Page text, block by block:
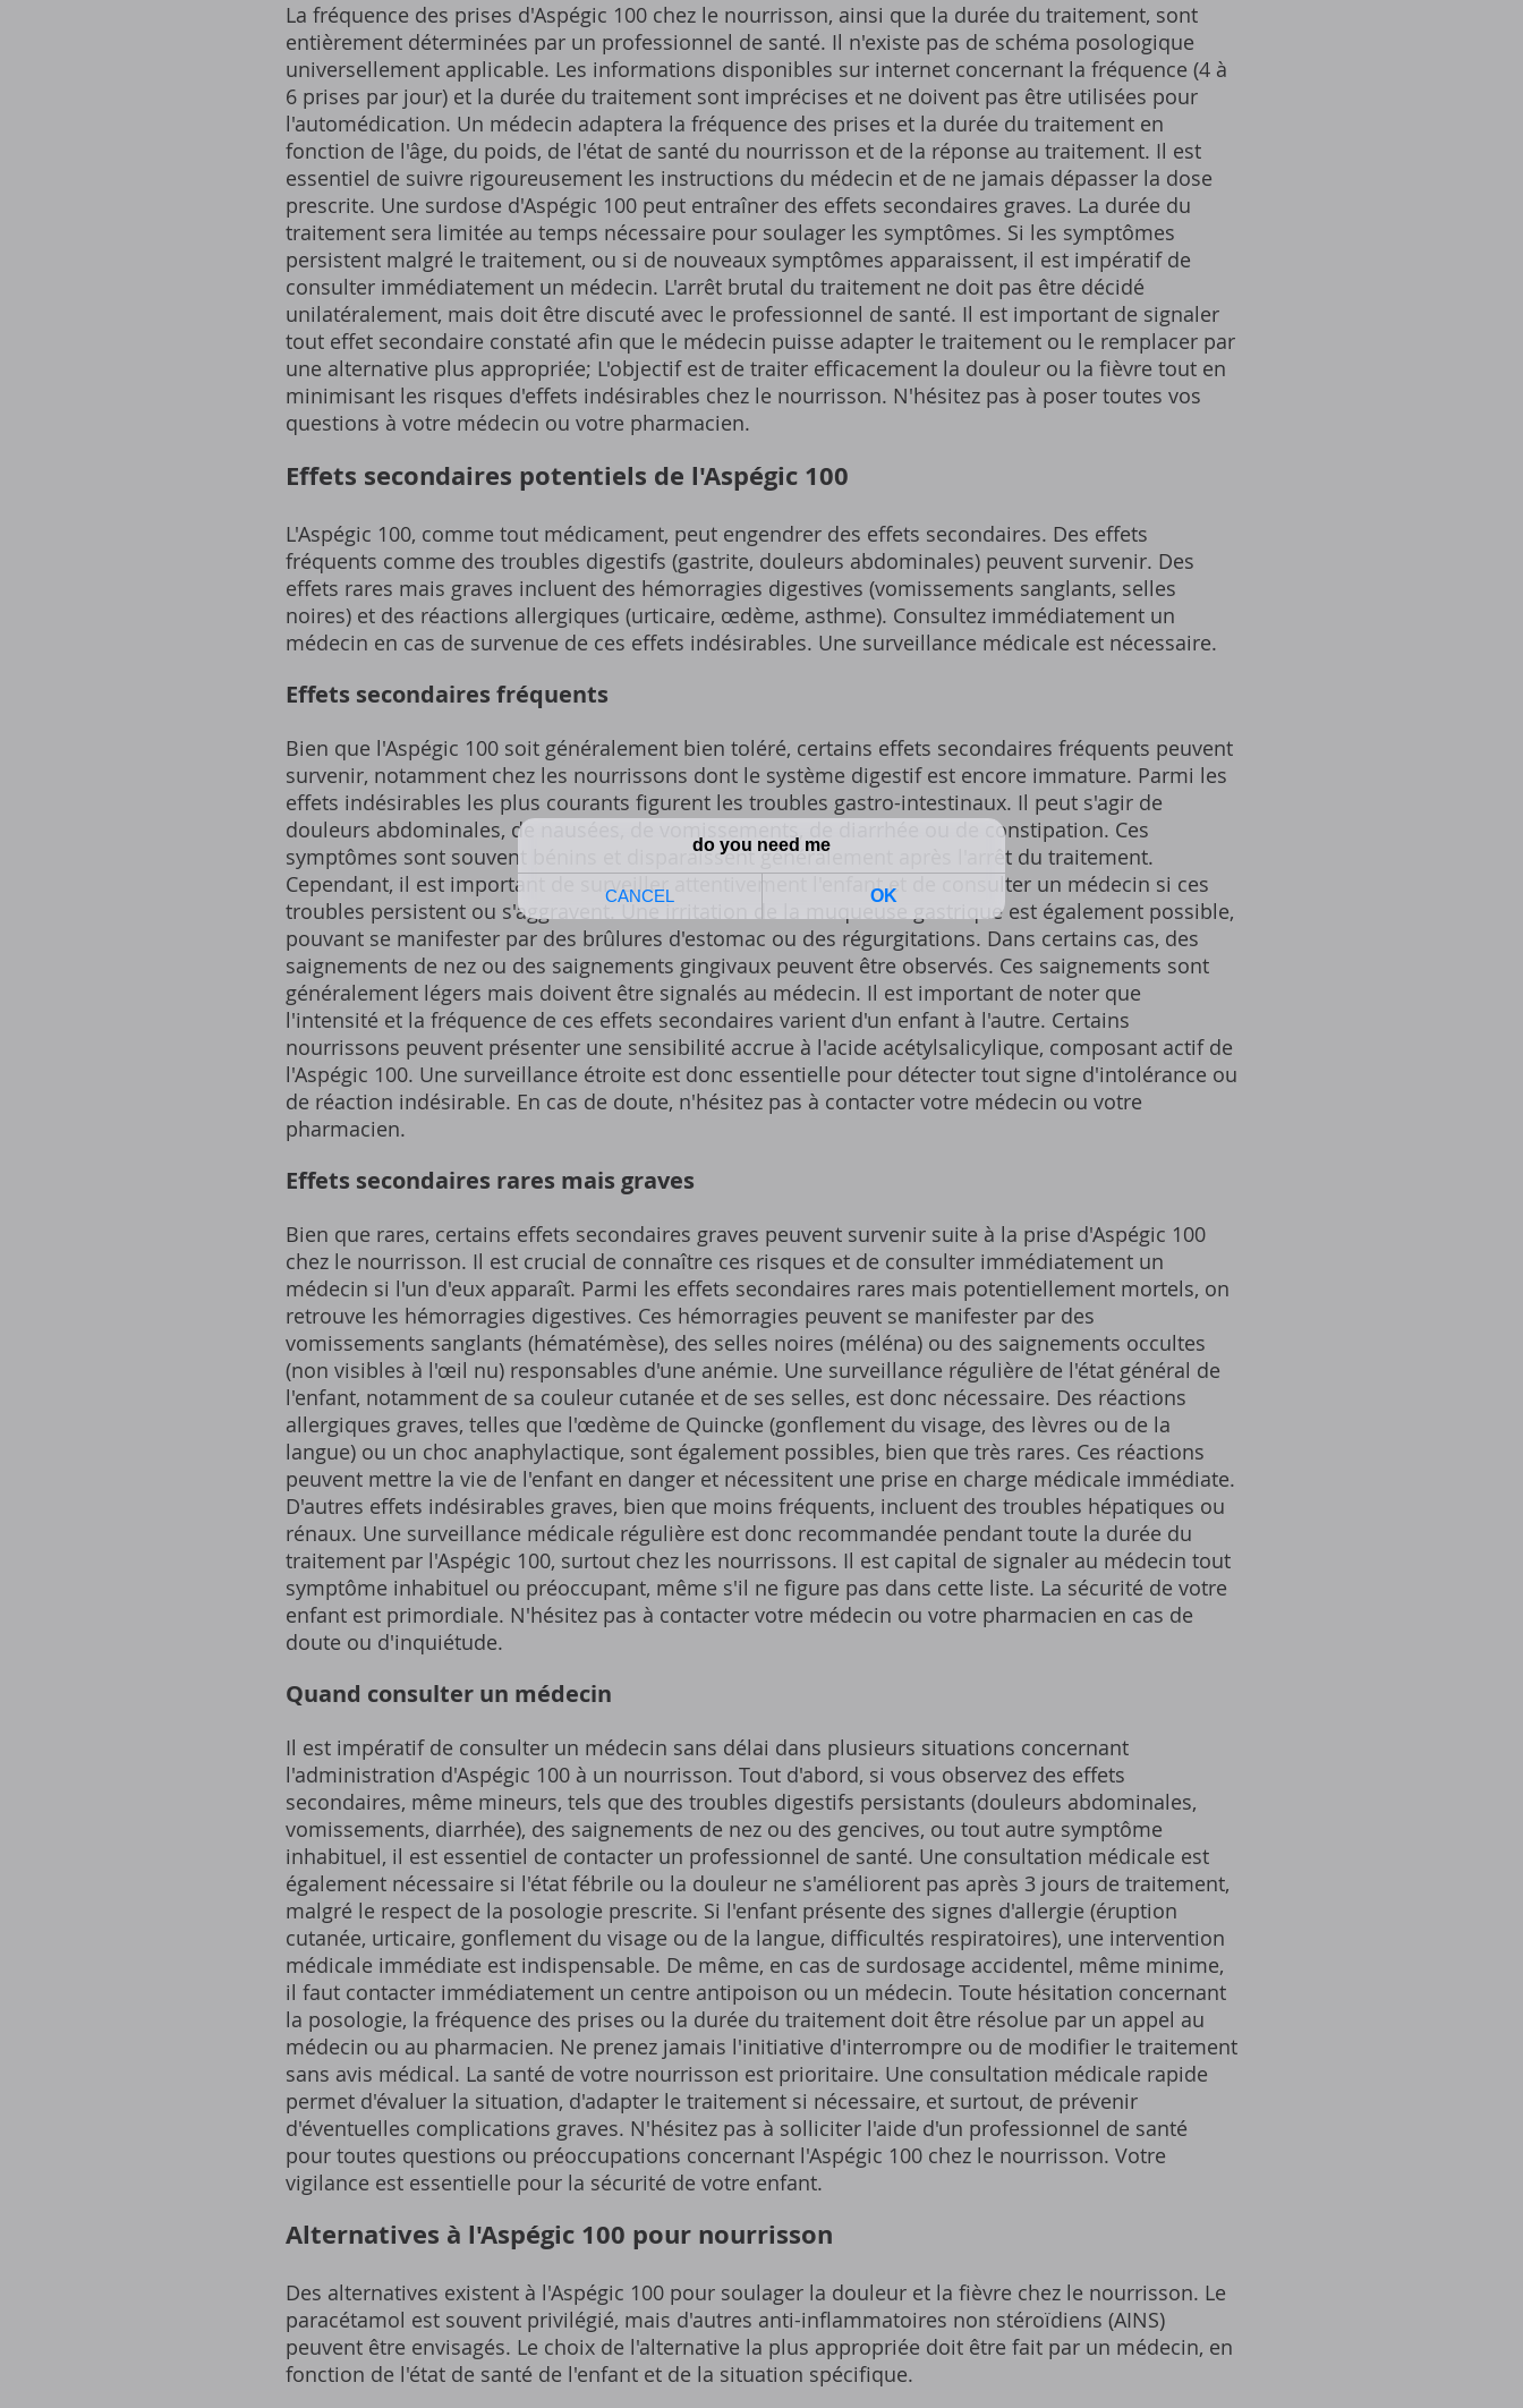
La fréquence des prises d'Aspégic 100 chez le nourrisson, ainsi que la durée du traitement, sont
entièrement déterminées par un professionnel de santé. Il n'existe pas de schéma posologique
universellement applicable. Les informations disponibles sur internet concernant la fréquence (4 à
6 prises par jour) et la durée du traitement sont imprécises et ne doivent pas être utilisées pour
l'automédication. Un médecin adaptera la fréquence des prises et la durée du traitement en
fonction de l'âge, du poids, de l'état de santé du nourrisson et de la réponse au traitement. Il est
essentiel de suivre rigoureusement les instructions du médecin et de ne jamais dépasser la dose
prescrite. Une surdose d'Aspégic 100 peut entraîner des effets secondaires graves. La durée du
traitement sera limitée au temps nécessaire pour soulager les symptômes. Si les symptômes
persistent malgré le traitement, ou si de nouveaux symptômes apparaissent, il est impératif de
consulter immédiatement un médecin. L'arrêt brutal du traitement ne doit pas être décidé
unilatéralement, mais doit être discuté avec le professionnel de santé. Il est important de signaler
tout effet secondaire constaté afin que le médecin puisse adapter le traitement ou le remplacer par
une alternative plus appropriée; L'objectif est de traiter efficacement la douleur ou la fièvre tout en
minimisant les risques d'effets indésirables chez le nourrisson. N'hésitez pas à poser toutes vos
questions à votre médecin ou votre pharmacien.
Effets secondaires potentiels de l'Aspégic 100
L'Aspégic 100, comme tout médicament, peut engendrer des effets secondaires. Des effets
fréquents comme des troubles digestifs (gastrite, douleurs abdominales) peuvent survenir. Des
effets rares mais graves incluent des hémorragies digestives (vomissements sanglants, selles
noires) et des réactions allergiques (urticaire, œdème, asthme). Consultez immédiatement un
médecin en cas de survenue de ces effets indésirables. Une surveillance médicale est nécessaire.
Effets secondaires fréquents
Bien que l'Aspégic 100 soit généralement bien toléré, certains effets secondaires fréquents peuvent
survenir, notamment chez les nourrissons dont le système digestif est encore immature. Parmi les
effets indésirables les plus courants figurent les troubles gastro-intestinaux. Il peut s'agir de
douleurs abdominales, de nausées, de vomissements, de diarrhée ou de constipation. Ces
symptômes sont souvent bénins et disparaissent généralement après l'arrêt du traitement.
Cependant, il est important de surveiller attentivement l'enfant et de consulter un médecin si ces
troubles persistent ou s'aggravent. Une irritation de la muqueuse gastrique est également possible,
pouvant se manifester par des brûlures d'estomac ou des régurgitations. Dans certains cas, des
saignements de nez ou des saignements gingivaux peuvent être observés. Ces saignements sont
généralement légers mais doivent être signalés au médecin. Il est important de noter que
l'intensité et la fréquence de ces effets secondaires varient d'un enfant à l'autre. Certains
nourrissons peuvent présenter une sensibilité accrue à l'acide acétylsalicylique, composant actif de
l'Aspégic 100. Une surveillance étroite est donc essentielle pour détecter tout signe d'intolérance ou
de réaction indésirable. En cas de doute, n'hésitez pas à contacter votre médecin ou votre
pharmacien.
Effets secondaires rares mais graves
Bien que rares, certains effets secondaires graves peuvent survenir suite à la prise d'Aspégic 100
chez le nourrisson. Il est crucial de connaître ces risques et de consulter immédiatement un
médecin si l'un d'eux apparaît. Parmi les effets secondaires rares mais potentiellement mortels, on
retrouve les hémorragies digestives. Ces hémorragies peuvent se manifester par des
vomissements sanglants (hématémèse), des selles noires (méléna) ou des saignements occultes
(non visibles à l'œil nu) responsables d'une anémie. Une surveillance régulière de l'état général de
l'enfant, notamment de sa couleur cutanée et de ses selles, est donc nécessaire. Des réactions
allergiques graves, telles que l'œdème de Quincke (gonflement du visage, des lèvres ou de la
langue) ou un choc anaphylactique, sont également possibles, bien que très rares. Ces réactions
peuvent mettre la vie de l'enfant en danger et nécessitent une prise en charge médicale immédiate.
D'autres effets indésirables graves, bien que moins fréquents, incluent des troubles hépatiques ou
rénaux. Une surveillance médicale régulière est donc recommandée pendant toute la durée du
traitement par l'Aspégic 100, surtout chez les nourrissons. Il est capital de signaler au médecin tout
symptôme inhabituel ou préoccupant, même s'il ne figure pas dans cette liste. La sécurité de votre
enfant est primordiale. N'hésitez pas à contacter votre médecin ou votre pharmacien en cas de
doute ou d'inquiétude.
Quand consulter un médecin
Il est impératif de consulter un médecin sans délai dans plusieurs situations concernant
l'administration d'Aspégic 100 à un nourrisson. Tout d'abord, si vous observez des effets
secondaires, même mineurs, tels que des troubles digestifs persistants (douleurs abdominales,
vomissements, diarrhée), des saignements de nez ou des gencives, ou tout autre symptôme
inhabituel, il est essentiel de contacter un professionnel de santé. Une consultation médicale est
également nécessaire si l'état fébrile ou la douleur ne s'améliorent pas après 3 jours de traitement,
malgré le respect de la posologie prescrite. Si l'enfant présente des signes d'allergie (éruption
cutanée, urticaire, gonflement du visage ou de la langue, difficultés respiratoires), une intervention
médicale immédiate est indispensable. De même, en cas de surdosage accidentel, même minime,
il faut contacter immédiatement un centre antipoison ou un médecin. Toute hésitation concernant
la posologie, la fréquence des prises ou la durée du traitement doit être résolue par un appel au
médecin ou au pharmacien. Ne prenez jamais l'initiative d'interrompre ou de modifier le traitement
sans avis médical. La santé de votre nourrisson est prioritaire. Une consultation médicale rapide
permet d'évaluer la situation, d'adapter le traitement si nécessaire, et surtout, de prévenir
d'éventuelles complications graves. N'hésitez pas à solliciter l'aide d'un professionnel de santé
pour toutes questions ou préoccupations concernant l'Aspégic 100 chez le nourrisson. Votre
vigilance est essentielle pour la sécurité de votre enfant.
Alternatives à l'Aspégic 100 pour nourrisson
Des alternatives existent à l'Aspégic 100 pour soulager la douleur et la fièvre chez le nourrisson. Le
paracétamol est souvent privilégié, mais d'autres anti-inflammatoires non stéroïdiens (AINS)
peuvent être envisagés. Le choix de l'alternative la plus appropriée doit être fait par un médecin, en
fonction de l'état de santé de l'enfant et de la situation spécifique.